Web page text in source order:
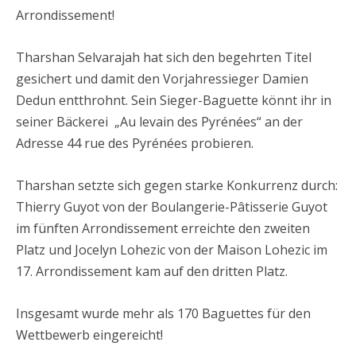
Arrondissement!
Tharshan Selvarajah hat sich den begehrten Titel
gesichert und damit den Vorjahressieger Damien
Dedun entthrohnt. Sein Sieger-Baguette könnt ihr in
seiner Bäckerei „Au levain des Pyrénées“ an der
Adresse 44 rue des Pyrénées probieren.
Tharshan setzte sich gegen starke Konkurrenz durch:
Thierry Guyot von der Boulangerie-Pâtisserie Guyot
im fünften Arrondissement erreichte den zweiten
Platz und Jocelyn Lohezic von der Maison Lohezic im
17. Arrondissement kam auf den dritten Platz.
Insgesamt wurde mehr als 170 Baguettes für den
Wettbewerb eingereicht!